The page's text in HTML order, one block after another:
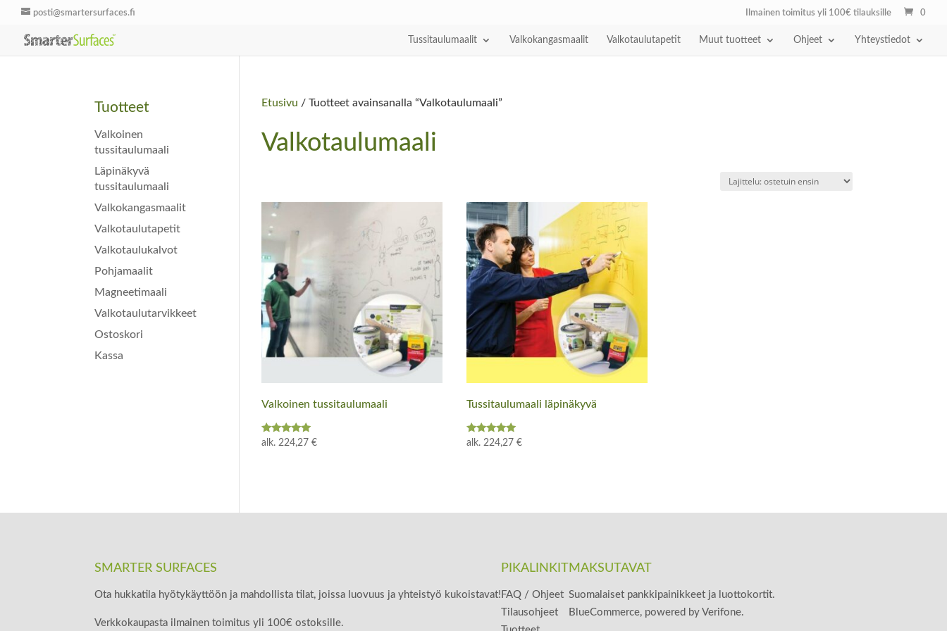
posti@smartersurfaces.fi Ilmainen toimitus yli 100€ tilauksille 0
Tussitaulumaalit Valkokangasmaalit Valkotaulutapetit Muut tuotteet Ohjeet Yhteystiedot
Etusivu / Tuotteet avainsanalla “Valkotaulumaali”
Valkotaulumaali
Valkoinen tussitaulumaali
Arvostelu
tuotteesta:
alk. 224,27 €
Tussitaulumaali läpinäkyvä
Arvostelu
tuotteesta:
alk. 224,27 €
Tuotteet
Valkoinen
tussitaulumaali
Läpinäkyvä
tussitaulumaali
Valkokangasmaalit
Valkotaulutapetit
Valkotaulukalvot
Pohjamaalit
Magneetimaali
Valkotaulutarvikkeet
Ostoskori
Kassa
SMARTER SURFACES
Ota hukkatila hyötykäyttöön ja mahdollista tilat, joissa luovuus ja yhteistyö kukoistavat!
Verkkokaupasta ilmainen toimitus yli 100€ ostoksille.
PIKALINKIT
FAQ / Ohjeet
Tilausohjeet
MAKSUTAVAT
Suomalaiset pankkipainikkeet ja luottokortit.
BlueCommerce, powered by Verifone.